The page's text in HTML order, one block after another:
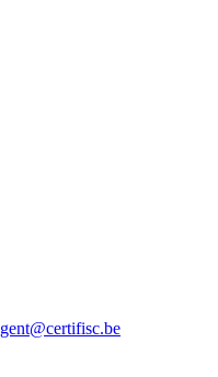
gent@certifisc.be